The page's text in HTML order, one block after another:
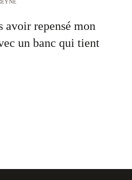
avoir repensé mon
un banc qui tient